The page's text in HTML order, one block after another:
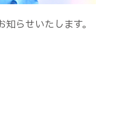
らせいたします。